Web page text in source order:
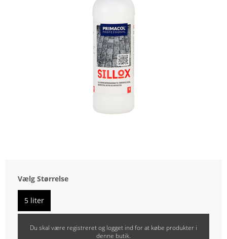
Vælg Størrelse
5 liter
Du skal være registreret og logget ind for at købe produkter i
denne butik.